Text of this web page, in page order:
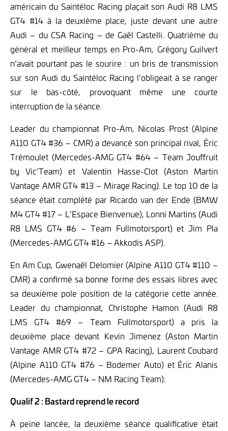
américain du Saintéloc Racing plaçait son Audi R8 LMS
GT4 #14 à la deuxième place, juste devant une autre
Audi – du CSA Racing – de Gaël Castelli. Quatrième du
général et meilleur temps en Pro-Am, Grégory Guilvert
n’avait pourtant pas le sourire : un bris de transmission
sur son Audi du Saintéloc Racing l’obligeait à se ranger
sur le bas-côté, provoquant même une courte
interruption de la séance.
Leader du championnat Pro-Am, Nicolas Prost (Alpine
A110 GT4 #36 – CMR) a devancé son principal rival, Éric
Trémoulet (Mercedes-AMG GT4 #64 – Team Jouffruit
by Vic’Team) et Valentin Hasse-Clot (Aston Martin
Vantage AMR GT4 #13 – Mirage Racing). Le top 10 de la
séance était complété par Ricardo van der Ende (BMW
M4 GT4 #17 – L’Espace Bienvenue), Lonni Martins (Audi
R8 LMS GT4 #6 – Team Fullmotorsport) et Jim Pla
(Mercedes-AMG GT4 #16 – Akkodis ASP).
En Am Cup, Gwenaël Delomier (Alpine A110 GT4 #110 –
CMR) a confirmé sa bonne forme des essais libres avec
sa deuxième pole position de la catégorie cette année.
Leader du championnat, Christophe Hamon (Audi R8
LMS GT4 #69 – Team Fullmotorsport) a pris la
deuxième place devant Kevin Jimenez (Aston Martin
Vantage AMR GT4 #72 – GPA Racing), Laurent Coubard
(Alpine A110 GT4 #76 – Bodemer Auto) et Éric Alanis
(Mercedes-AMG GT4 – NM Racing Team).
Qualif 2 : Bastard reprend le record
À peine lancée, la deuxième séance qualificative était